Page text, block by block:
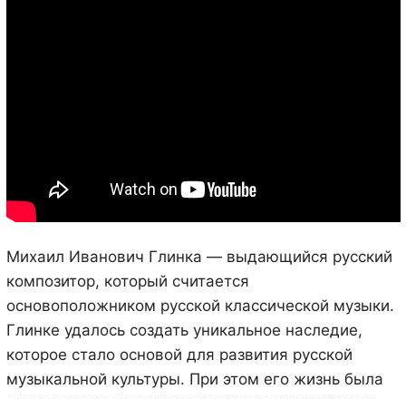
Михаил Иванович Глинка — выдающийся русский
композитор, который считается
основоположником русской классической музыки.
Глинке удалось создать уникальное наследие,
которое стало основой для развития русской
музыкальной культуры. При этом его жизнь была